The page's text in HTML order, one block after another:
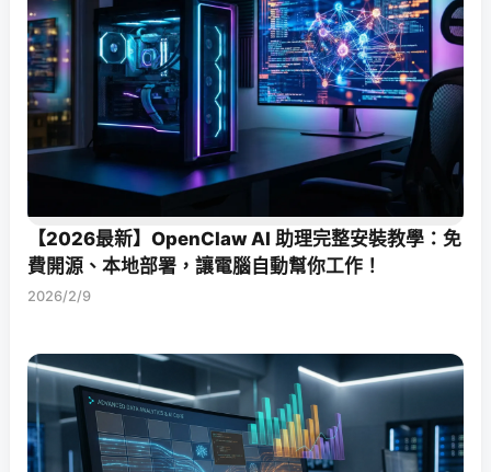
【2026最新】OpenClaw AI 助理完整安裝教學：免
費開源、本地部署，讓電腦自動幫你工作！
2026/2/9